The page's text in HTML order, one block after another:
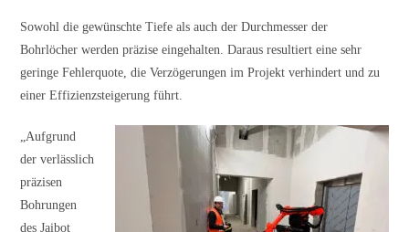
Sowohl die gewünschte Tiefe als auch der Durchmesser der
Bohrlöcher werden präzise eingehalten. Daraus resultiert eine sehr
geringe Fehlerquote, die Verzögerungen im Projekt verhindert und zu
einer Effizienzsteigerung führt.
„Aufgrund
der verlässlich
präzisen
Bohrungen
des Jaibot